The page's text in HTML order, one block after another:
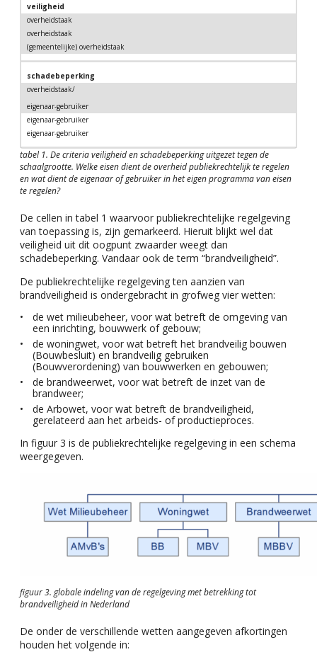
veiligheid
overheidstaak
overheidstaak
(gemeentelijke) overheidstaak
schadebeperking
overheidstaak/
eigenaar-gebruiker
eigenaar-gebruiker
eigenaar-gebruiker
tabel 1. De criteria veiligheid en schadebeperking uitgezet tegen de
schaalgrootte. Welke eisen dient de overheid publiekrechtelijk te regelen
en wat dient de eigenaar of gebruiker in het eigen programma van eisen
te regelen?
De cellen in tabel 1 waarvoor publiekrechtelijke regelgeving
van toepassing is, zijn gemarkeerd. Hieruit blijkt wel dat
veiligheid uit dit oogpunt zwaarder weegt dan
schadebeperking. Vandaar ook de term “brandveiligheid”.
De publiekrechtelijke regelgeving ten aanzien van
brandveiligheid is ondergebracht in grofweg vier wetten:
de wet milieubeheer, voor wat betreft de omgeving van
een inrichting, bouwwerk of gebouw;
de woningwet, voor wat betreft het brandveilig bouwen
(Bouwbesluit) en brandveilig gebruiken
(Bouwverordening) van bouwwerken en gebouwen;
de brandweerwet, voor wat betreft de inzet van de
brandweer;
de Arbowet, voor wat betreft de brandveiligheid,
gerelateerd aan het arbeids- of productieproces.
In figuur 3 is de publiekrechtelijke regelgeving in een schema
weergegeven.
figuur 3. globale indeling van de regelgeving met betrekking tot
brandveiligheid in Nederland
De onder de verschillende wetten aangegeven afkortingen
houden het volgende in: